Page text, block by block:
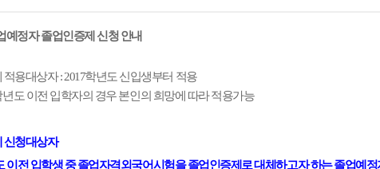
예정자 졸업인증제 신청 안내
적용대상자 : 2017학년도 신입생부터 적용
년도 이전 입학자의 경우 본인의 희망에 따라 적용가능
신청대상자
이전 입학생 중 졸업자격외국어시험을 졸업인증제로 대체하고자 하는 졸업예정